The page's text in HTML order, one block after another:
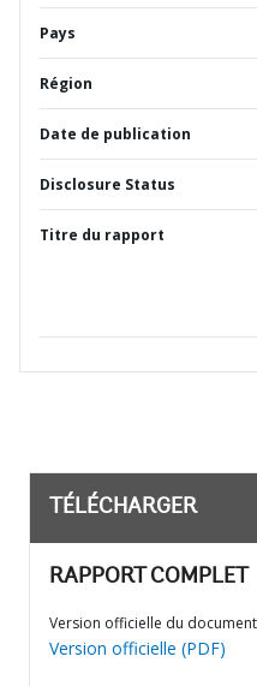
Pays
Région
Date de publication
Disclosure Status
Titre du rapport
TÉLÉCHARGER
RAPPORT COMPLET
Version officielle du
Version officielle (PDF)